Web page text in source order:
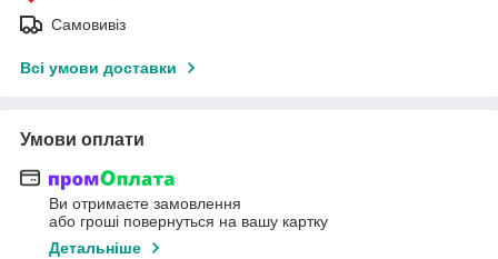
Самовивіз
Всі умови доставки
Умови оплати
Ви отримаєте замовлення
або гроші повернуться на вашу картку
Детальніше